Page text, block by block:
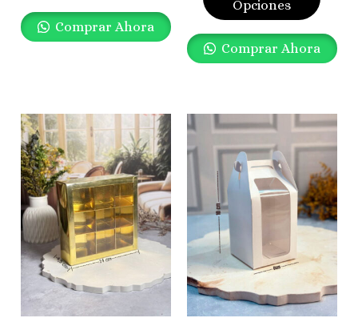
Comprar Ahora
Opciones
Comprar Ahora
Price
Range:
$ 2.300
$
Este
Tiene
Las
Se